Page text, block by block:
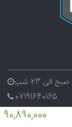
90,890,000
07191640165
09338282656